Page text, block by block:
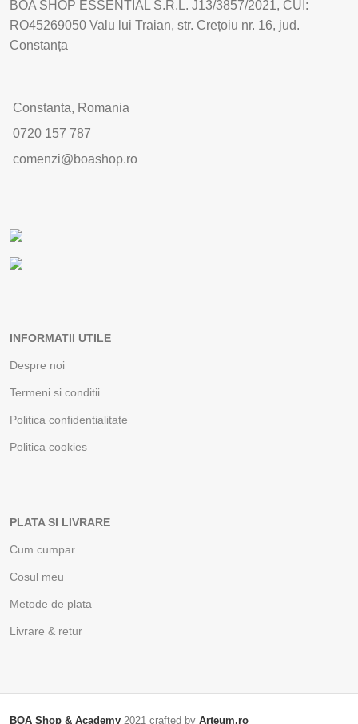
BOA SHOP ESSENTIAL S.R.L. J13/3857/2021, CUI:
RO45269050 Valu lui Traian, str. Crețoiu nr. 16, jud.
Constanța
Constanta, Romania
0720 157 787
comenzi@boashop.ro
INFORMATII UTILE
Despre noi
Termeni si conditii
Politica confidentialitate
Politica cookies
PLATA SI LIVRARE
Cum cumpar
Cosul meu
Metode de plata
Livrare & retur
BOA Shop & Academy 2021 crafted by Arteum.ro